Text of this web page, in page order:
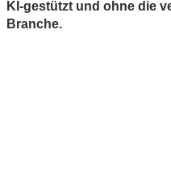
KI-gestützt und ohne die
Branche.